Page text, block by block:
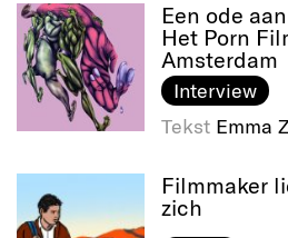
Een ode
Het Porn
Amsterdam
Interview
Tekst Emma
Filmmaker
zich